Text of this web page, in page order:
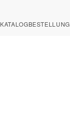
KATALOGBESTELLUNG